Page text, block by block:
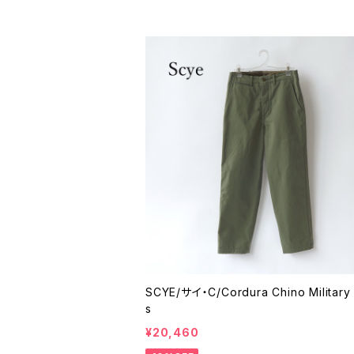
SCYE/サイ・C/Cordura Chino Military
s
¥20,460